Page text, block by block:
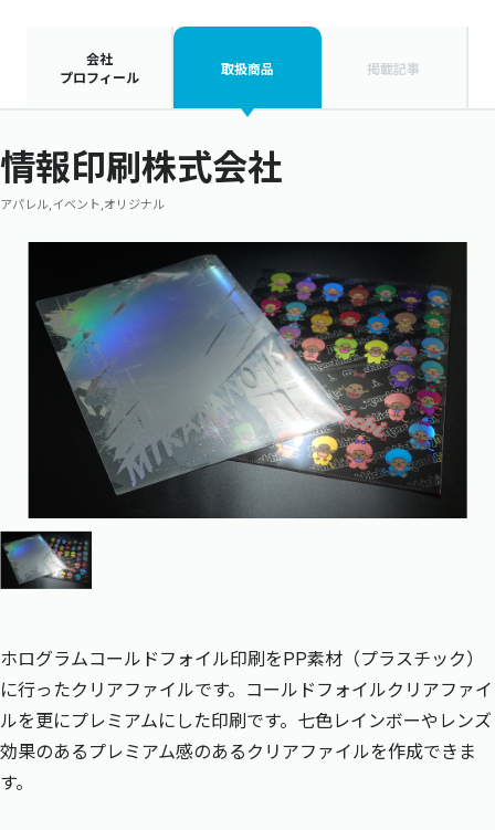
会社
プロフィール
取扱商品 掲載記事
情報印刷株式会社
アパレル,イベント,オリジナル
ホログラムコールドフォイル印刷をPP素材（プラスチック）
に行ったクリアファイルです。コールドフォイルクリアファイ
ルを更にプレミアムにした印刷です。七色レインボーやレンズ
効果のあるプレミアム感のあるクリアファイルを作成できま
す。